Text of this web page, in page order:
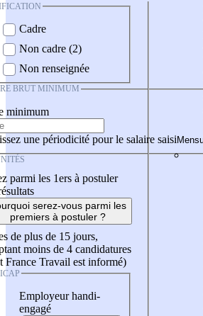
Cadre
Non cadre (2)
Non renseignée
BRUT MINIMUM
minimum
une périodicité pour le salaire saisi
parmi les 1ers à postuler
serez-vous parmi les
premiers à postuler ?
de plus de 15 jours,
moins de 4 candidatures
France Travail est informé)
Employeur handi-
engagé